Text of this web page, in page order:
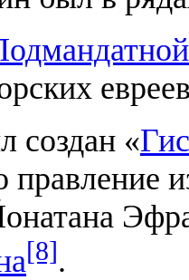
создан «
правление
[8].